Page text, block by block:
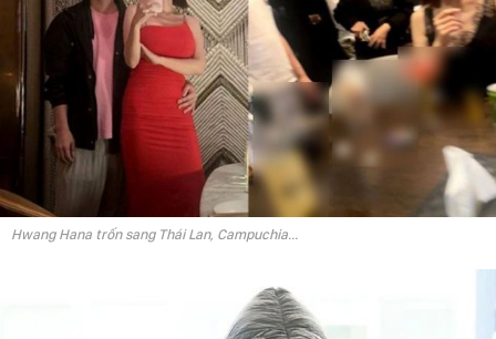
Hwang Hana trốn sang Thái Lan, Campuchia...